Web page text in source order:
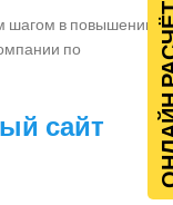
шагом в повышении
по
сайт